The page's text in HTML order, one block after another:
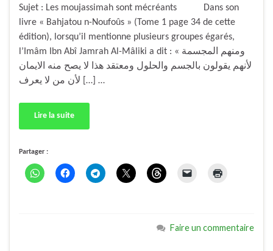
Sujet : Les moujassimah sont mécréants Dans son
livre « Bahjatou n-Noufoûs » (Tome 1 page 34 de cette
édition), lorsqu’il mentionne plusieurs groupes égarés,
l’Imâm Ibn Abî Jamrah Al-Mâliki a dit : « ومنهم المجسمة
لأنهم يقولون بالجسم والحلول ومعتقد هذا لا يصح منه الايمان
[…] لأن من لا يعرف …
Lire la suite
Partager :
Faire un commentaire